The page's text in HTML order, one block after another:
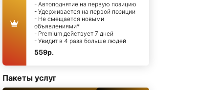
- Автоподнятие на первую позицию
- Удерживается на первой позиции
- Не смещается новыми
объявлениями*
- Premium действует 7 дней
- Увидит в 4 раза больше людей
559р.
Пакеты услуг